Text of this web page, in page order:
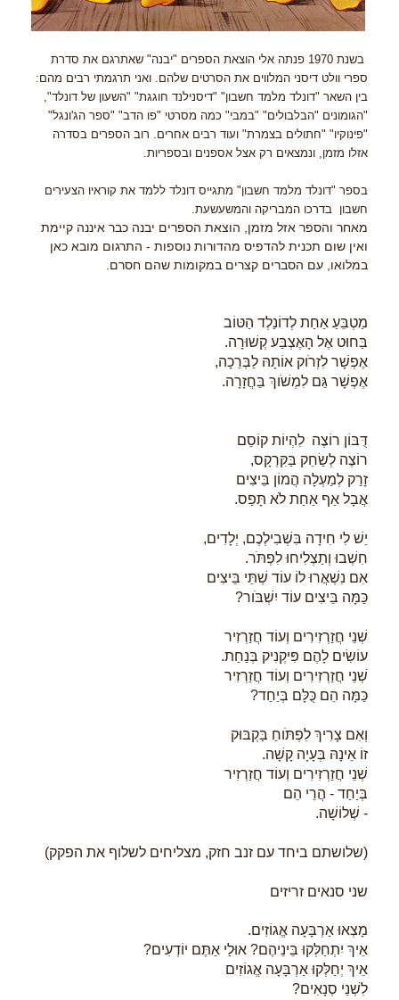
בשנת 1970 פנתה אלי הוצאת הספרים "יבנה" שאתרגם את סדרת
ספרי וולט דיסני המלווים את הסרטים שלהם. ואני תרגמתי רבים מהם:
בין השאר "דונלד מלמד חשבון" "דיסנילנד חוגגת" "השעון של דונלד",
"הגומונים "הבלבולים" "במבי" כמה מסרטי "פו הדב" "ספר הג'ונגל"
"פינוקיו" "חתולים בצמרת" ועוד רבים אחרים. רוב הספרים בסדרה
אזלו מזמן, ונמצאים רק אצל אספנים ובספריות.
בספר "דונלד מלמד חשבון" מתגייס דונלד ללמד את קוראיו הצעירים
חשבון בדרכו המבריקה והמשעשעת.
מאחר והספר אזל מזמן, הוצאת הספרים יבנה כבר איננה קיימת
ואין שום תכנית להדפיס מהדורות נוספות - התרגום מובא כאן
במלואו, עם הסברים קצרים במקומות שהם חסרם.
מַטְבֵּעַ אַחַת לְדוֹנַלְד הַטּוֹב
בַּחוּט אֶל הָאֶצְבַּע קְשׁוּרָה.
אֶפְשָׁר לִזְרֹוק אוֹתָהּ לַבְּרֵכָה,
אֶפְשָׁר גַּם לִמְשֹׁוךְ בַּחֲזָרָה.
דֻּבּוֹן רוֹצֶה לִהְיוֹת קוֹסֵם
רוֹצֶה לְשַׂחֵק בַּקִּרְקָס,
זָרַק לְמַעְלָה הֲמוֹן בֵּיצִים
אֲבָל אַף אַחַת לֹא תָּפַס.
יֵשׁ לִי חִידָה בִּשְׁבִילְכֶם, יְלָדִים,
חִשְׁבוּ וְתַצְלִיחוּ לִפְתֹּר.
אִם נִשְׁאֲרוּ לוֹ עוֹד שְׁתֵּי בֵּיצִים
כַּמָּה בֵּיצִים עוֹד יִשְׁבֹּור?
שְׁנֵי חֲזַרְזִירִים וְעוֹד חֲזַרְזִיר
עוֹשִׂים לָהֶם פִּיקְנִיק בְּנַחַת.
שְׁנֵי חֲזַרְזִירִים וְעוֹד חֲזַרְזִיר
כַּמָּה הֵם כֻּלָּם בְּיַחַד?
וְאִם צָרִיךְ לִפְתֹּוחַ בַּקְבּוּק
זוֹ אֵינָהּ בְּעָיָה קָשָׁה.
שְׁנֵי חֲזַרְזִירִים וְעוֹד חֲזַרְזִיר
בְּיַחַד - הֲרֵי הֵם
- שְׁלוֹשָׁה.
(שלושתם ביחד עם זנב חזק, מצליחים לשלוף את הפקק)
שני סנאים זריזים
מָצְאוּ אַרְבָּעָה אֱגוֹזִים.
אֵיךְ יִתְחַלְּקוּ בֵּינֵיהֶם? אוּלַי אַתֶּם יוֹדְעִים?
אֵיךְ יְחַלְּקוּ אַרְבָּעָה אֱגוֹזִים
לִשְׁנֵי סְנָאִים?